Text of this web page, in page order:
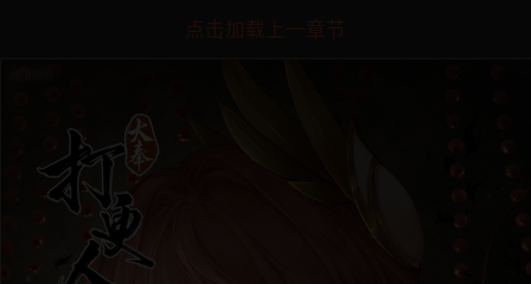
点击加载上一章节